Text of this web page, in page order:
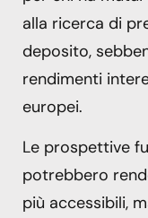
alla ricerca di
deposito,
rendimenti
europei.
Le prospettive
potrebbero
più accessibili,